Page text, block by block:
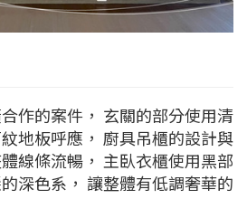
作的案件， 玄關的部分使用清
地板呼應， 廚具吊櫃的設計與
線條流暢， 主臥衣櫃使用黑部
深色系， 讓整體有低調奢華的